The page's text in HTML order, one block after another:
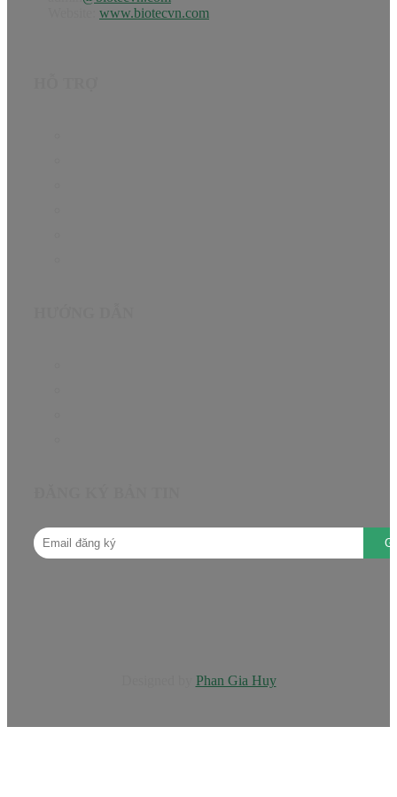
www.biotecvn.com
Phan Gia Huy